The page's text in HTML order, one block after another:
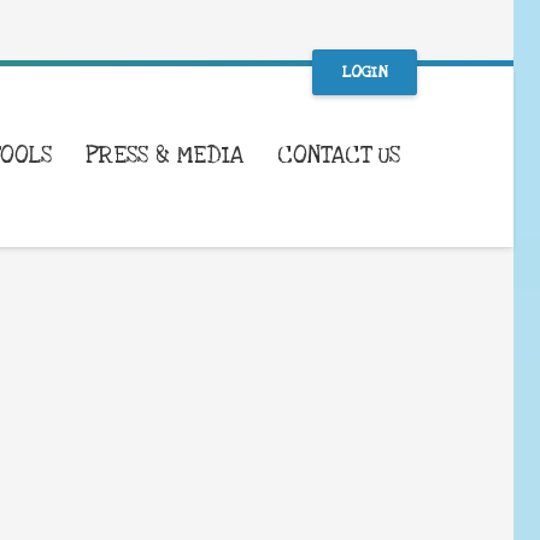
LOGIN
PRESS & MEDIA CONTACT US